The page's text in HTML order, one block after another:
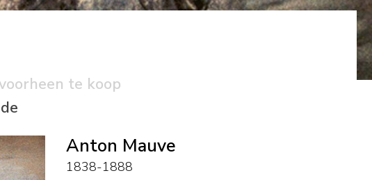
te koop
Anton Mauve
1838-1888